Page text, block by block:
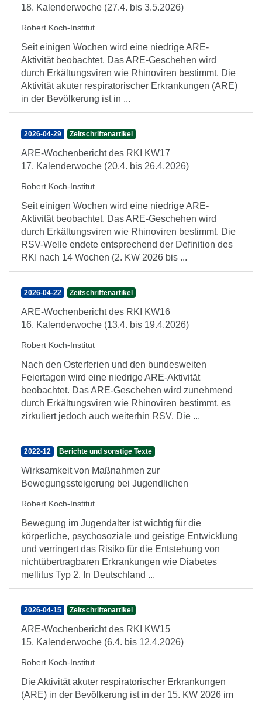
18. Kalenderwoche (27.4. bis 3.5.2026)
Robert Koch-Institut
Seit einigen Wochen wird eine niedrige ARE-
Aktivität beobachtet. Das ARE-Geschehen wird
durch Erkältungsviren wie Rhinoviren bestimmt. Die
Aktivität akuter respiratorischer Erkrankungen (ARE)
in der Bevölkerung ist in ...
2026-04-29 Zeitschriftenartikel
ARE-Wochenbericht des RKI KW17
17. Kalenderwoche (20.4. bis 26.4.2026)
Robert Koch-Institut
Seit einigen Wochen wird eine niedrige ARE-
Aktivität beobachtet. Das ARE-Geschehen wird
durch Erkältungsviren wie Rhinoviren bestimmt. Die
RSV-Welle endete entsprechend der Definition des
RKI nach 14 Wochen (2. KW 2026 bis ...
2026-04-22 Zeitschriftenartikel
ARE-Wochenbericht des RKI KW16
16. Kalenderwoche (13.4. bis 19.4.2026)
Robert Koch-Institut
Nach den Osterferien und den bundesweiten
Feiertagen wird eine niedrige ARE-Aktivität
beobachtet. Das ARE-Geschehen wird zunehmend
durch Erkältungsviren wie Rhinoviren bestimmt, es
zirkuliert jedoch auch weiterhin RSV. Die ...
2022-12 Berichte und sonstige Texte
Wirksamkeit von Maßnahmen zur
Bewegungssteigerung bei Jugendlichen
Robert Koch-Institut
Bewegung im Jugendalter ist wichtig für die
körperliche, psychosoziale und geistige Entwicklung
und verringert das Risiko für die Entstehung von
nichtübertragbaren Erkrankungen wie Diabetes
mellitus Typ 2. In Deutschland ...
2026-04-15 Zeitschriftenartikel
ARE-Wochenbericht des RKI KW15
15. Kalenderwoche (6.4. bis 12.4.2026)
Robert Koch-Institut
Die Aktivität akuter respiratorischer Erkrankungen
(ARE) in der Bevölkerung ist in der 15. KW 2026 im